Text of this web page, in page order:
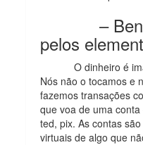
–
pelos
O dinheiro é
Nós não o tocamos e
fazemos transações
que voa de uma
ted, pix. As contas
virtuais de algo que